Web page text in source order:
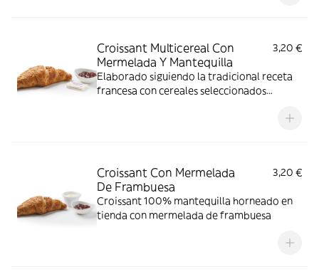
Croissant Multicereal Con
Mermelada Y Mantequilla
3,20 €
Elaborado siguiendo la tradicional receta
francesa con cereales seleccionados
Croissant Con Mermelada
De Frambuesa
3,20 €
Croissant 100% mantequilla horneado en
tienda con mermelada de frambuesa